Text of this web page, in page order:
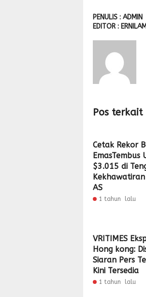
PENULIS : ADMIN
EDITOR : ERNILAM
Pos terkait
Cetak Rekor
EmasTembus
$3.015 di
AS
1 tahun lalu
VRITIMES
Hong kong:
Siaran Pers
Kini Tersedia
1 tahun lalu